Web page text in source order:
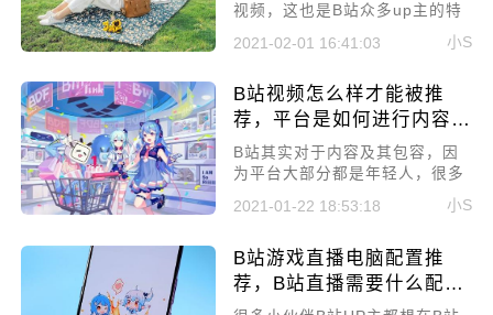
视频，这也是B站众多up主的特
来，因为在B站被很多人喜欢是
来讲一下小白必看的热门技巧：
B站首页推荐机制分享!
2021-02-01 16:41:03 小S
B站视频怎么样才能被推
荐，平台是如何进行内容评
估的？
B站其实对于内容及其包容，因
为平台大部分都是年轻人，很多
人都想要把自己觉得有趣有用的
事情发出来，获得大家的任何和
情。所以今天就来讲一下B站视
频怎么样才能被推荐，平台是如
2021-01-22 18:53:18 小S
B站游戏直播电脑配置推
荐，B站直播需要什么配置
的电脑